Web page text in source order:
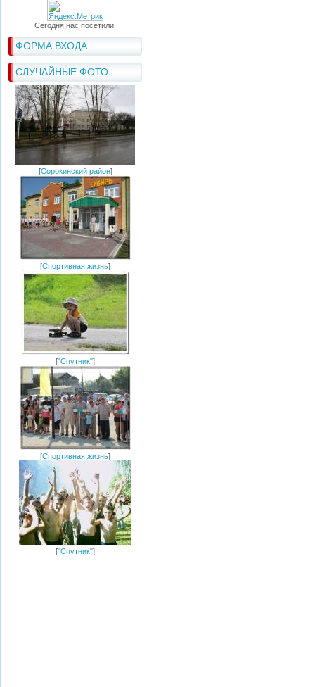
Сегодня нас посетили:
ФОРМА ВХОДА
СЛУЧАЙНЫЕ ФОТО
[Сорокинский район]
[Спортивная жизнь]
["Спутник"]
[Спортивная жизнь]
["Спутник"]